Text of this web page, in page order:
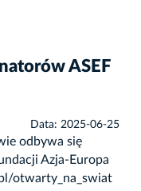
ASEF
Data: 2025-06-25
odbywa się
Azja-Europa
otwarty_na_swiat